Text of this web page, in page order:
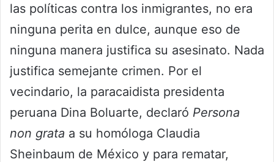
las políticas contra los inmigrantes, no era
ninguna perita en dulce, aunque eso de
ninguna manera justifica su asesinato. Nada
justifica semejante crimen. Por el
vecindario, la paracaidista presidenta
peruana Dina Boluarte, declaró Persona
non grata a su homóloga Claudia
Sheinbaum de México y para rematar,